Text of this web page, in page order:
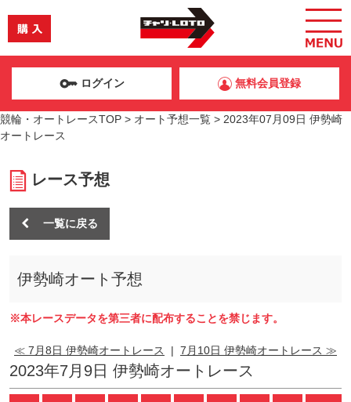
ログイン 無料会員登録
競輪・オートレースTOP > オート予想一覧 > 2023年07月09日 伊勢崎
オートレース
レース予想
一覧に戻る
伊勢崎オート予想
※本レースデータを第三者に配布することを禁じます。
≪ 7月8日 伊勢崎オートレース | 7月10日 伊勢崎オートレース ≫
2023年7月9日 伊勢崎オートレース